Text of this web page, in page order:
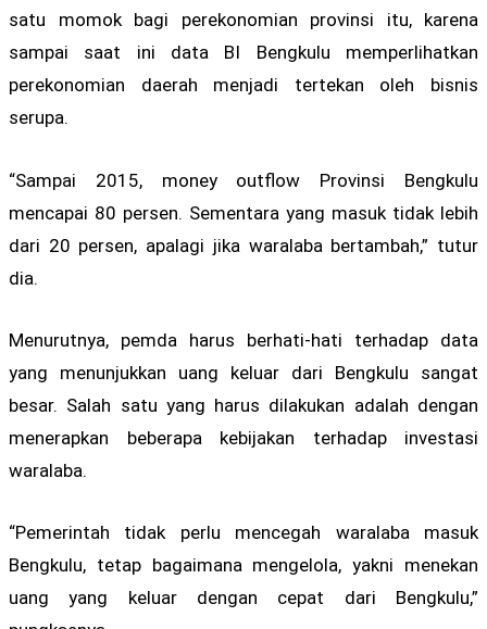
satu momok bagi perekonomian provinsi itu, karena
sampai saat ini data BI Bengkulu memperlihatkan
perekonomian daerah menjadi tertekan oleh bisnis
serupa.
“Sampai 2015, money outflow Provinsi Bengkulu
mencapai 80 persen. Sementara yang masuk tidak lebih
dari 20 persen, apalagi jika waralaba bertambah,” tutur
dia.
Menurutnya, pemda harus berhati-hati terhadap data
yang menunjukkan uang keluar dari Bengkulu sangat
besar. Salah satu yang harus dilakukan adalah dengan
menerapkan beberapa kebijakan terhadap investasi
waralaba.
“Pemerintah tidak perlu mencegah waralaba masuk
Bengkulu, tetap bagaimana mengelola, yakni menekan
uang yang keluar dengan cepat dari Bengkulu,”